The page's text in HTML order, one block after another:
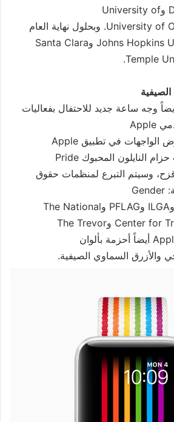
ريف مع جامعات Duke وUniversity of
مع جامعات Johns Hopkins University وSanta Clara
الصيفية
عة جديد للاحتفال بفعاليات
Pride، ويمكن لمستخدمي Apple
في تطبيق Apple
النايلون المحبوك Pride
التبرع لمنظمات حقوق
المثليين LGBTQ التالية: Gender
The National
Center for Transgender Equality وThe Trevor
أحزمة بألوان
والأزرق السماوي الصيفية.